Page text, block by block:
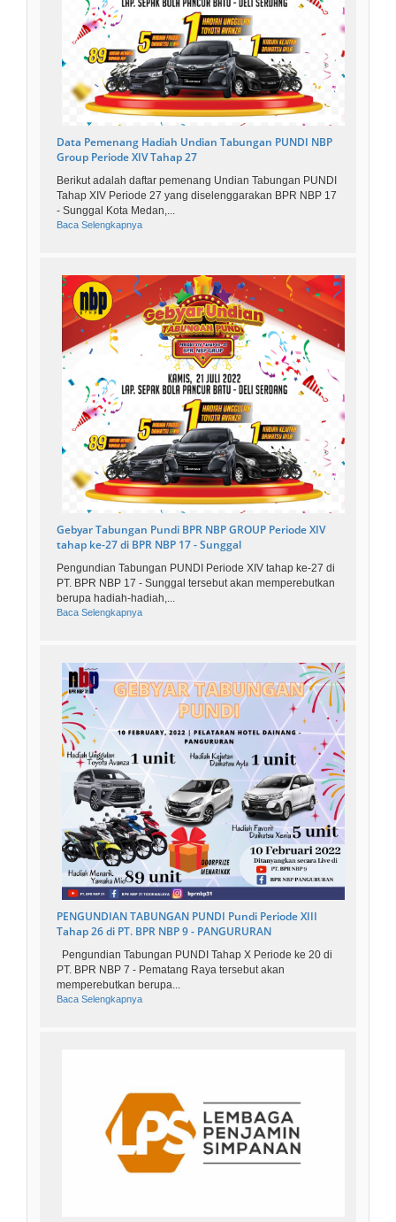
Data Pemenang Hadiah Undian Tabungan PUNDI NBP
Group Periode XIV Tahap 27
Berikut adalah daftar pemenang Undian Tabungan PUNDI
Tahap XIV Periode 27 yang diselenggarakan BPR NBP 17
- Sunggal Kota Medan,...
Baca Selengkapnya
Gebyar Tabungan Pundi BPR NBP GROUP Periode XIV
tahap ke-27 di BPR NBP 17 - Sunggal
Pengundian Tabungan PUNDI Periode XIV tahap ke-27 di
PT. BPR NBP 17 - Sunggal tersebut akan memperebutkan
berupa hadiah-hadiah,...
Baca Selengkapnya
PENGUNDIAN TABUNGAN PUNDI Pundi Periode XIII
Tahap 26 di PT. BPR NBP 9 - PANGURURAN
Pengundian Tabungan PUNDI Tahap X Periode ke 20 di
PT. BPR NBP 7 - Pematang Raya tersebut akan
memperebutkan berupa...
Baca Selengkapnya